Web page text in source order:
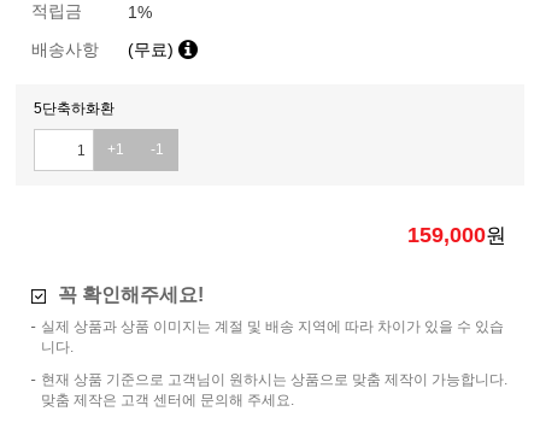
적립금
1%
배송사항
(무료)
5단축하화환
+1 -1
159,000원
꼭 확인해주세요!
실제 상품과 상품 이미지는 계절 및 배송 지역에 따라 차이가 있을 수 있습
니다.
현재 상품 기준으로 고객님이 원하시는 상품으로 맞춤 제작이 가능합니다.
맞춤 제작은 고객 센터에 문의해 주세요.